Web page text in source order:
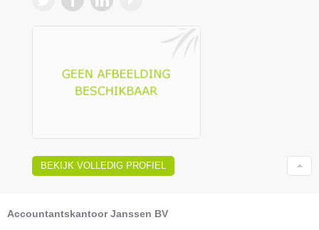
BEKIJK VOLLEDIG PROFIEL
Accountantskantoor Janssen BV